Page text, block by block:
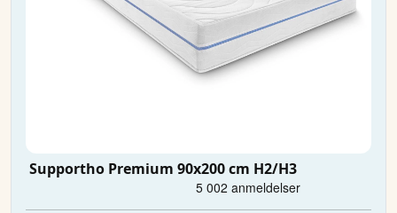
Supportho Premium 90x200 cm H2/H3